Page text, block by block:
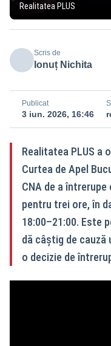
Realitatea PLUS
Scris de
Ionuț Nichita
Publicat
3 iun. 2026, 16:46
Realitatea PLUS a
Curtea de Apel
CNA de a
pentru trei ore, în
18:00–21:00. Este
dă câștig de
o decizie de